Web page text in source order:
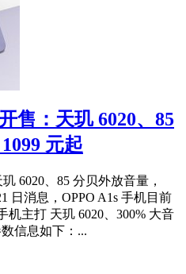
售：天玑 6020、85
元起
6020、85 分贝外放音量，
日消息，OPPO A1s 手机目前
机主打 天玑 6020、300% 大音
信息如下：...